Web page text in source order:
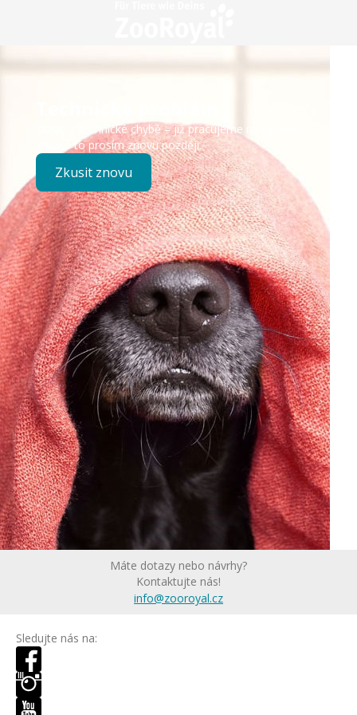
Došlo k technické chybě – již pracujeme na opravě.
Zkuste to prosím znovu později.
Zkusit znovu
Máte dotazy nebo návrhy?
Kontaktujte nás!
info@zooroyal.cz
Sledujte nás na: